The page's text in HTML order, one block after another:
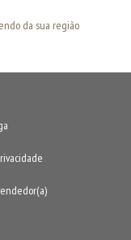
da sua região